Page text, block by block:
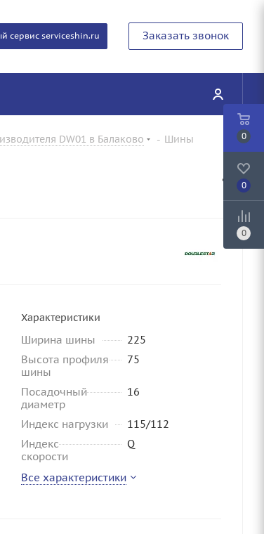
сервис serviceshin.ru Заказать звонок
DW01 в Балаково - Шины
Характеристики
Ширина шины
225
Высота профиля
шины
75
Посадочный
диаметр
16
Индекс нагрузки
115/112
Индекс
скорости
Q
Все характеристики
0
0
0